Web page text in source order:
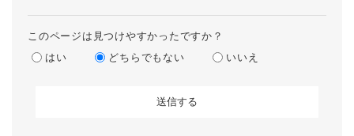
このページは見つけやすかったですか？
はい
どちらでもない いいえ